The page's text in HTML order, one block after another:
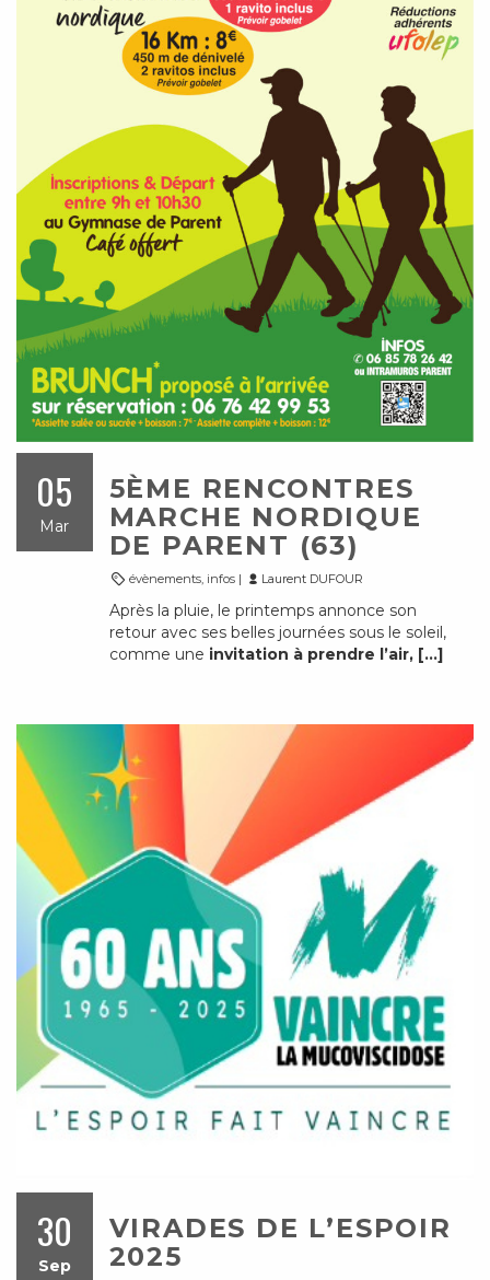
05
Mar
5ÈME RENCONTRES
MARCHE NORDIQUE
DE PARENT (63)
évènements, infos | Laurent DUFOUR
Après la pluie, le printemps annonce son
retour avec ses belles journées sous le soleil,
comme une invitation à prendre l’air, […]
30
Sep
VIRADES DE L’ESPOIR
2025